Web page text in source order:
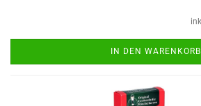
IN DEN WARENKORB